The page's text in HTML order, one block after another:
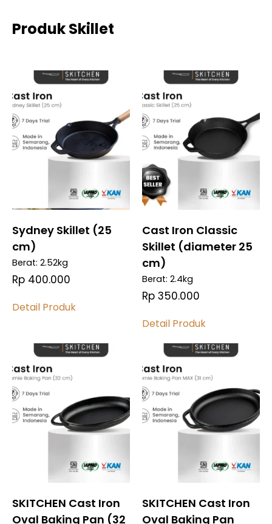
Produk Skillet
Sydney Skillet (25
cm)
Berat: 2.52kg
Rp 400.000
Detail Produk
Cast Iron Classic
Skillet (diameter 25
cm)
Berat: 2.4kg
Rp 350.000
Detail Produk
SKITCHEN Cast Iron
Oval Baking Pan (32
SKITCHEN Cast Iron
Oval Baking Pan